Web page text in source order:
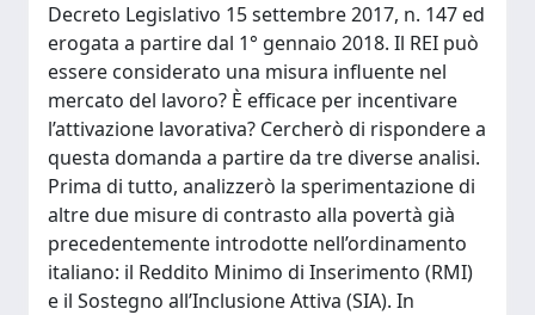
Decreto Legislativo 15 settembre 2017, n. 147 ed
erogata a partire dal 1° gennaio 2018. Il REI può
essere considerato una misura influente nel
mercato del lavoro? È efficace per incentivare
l’attivazione lavorativa? Cercherò di rispondere a
questa domanda a partire da tre diverse analisi.
Prima di tutto, analizzerò la sperimentazione di
altre due misure di contrasto alla povertà già
precedentemente introdotte nell’ordinamento
italiano: il Reddito Minimo di Inserimento (RMI)
e il Sostegno all’Inclusione Attiva (SIA). In